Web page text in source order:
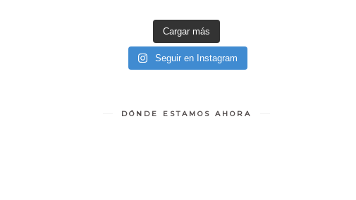
Cargar más
Seguir en Instagram
DÓNDE ESTAMOS AHORA